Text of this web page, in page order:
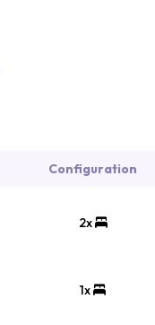
Configuration
2x
1x